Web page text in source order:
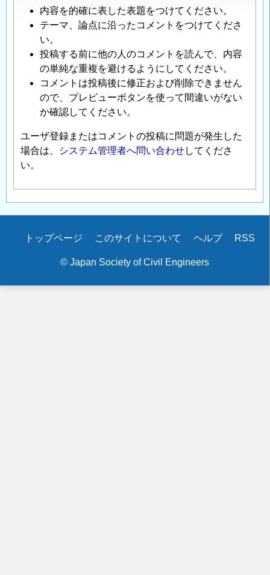
内容を的確に表した表題をつけてください。
テーマ、論点に沿ったコメントをつけてくださ
い。
投稿する前に他の人のコメントを読んで、内容
の単純な重複を避けるようにしてください。
コメントは投稿後に修正および削除できません
ので、プレビューボタンを使って間違いがない
か確認してください。
ユーザ登録またはコメントの投稿に問題が発生した
場合は、
システム管理者へ問い合わせしてくださ
い。
Secondary
トップページ このサイトについて ヘルプ RSS
© Japan Society of Civil Engineers